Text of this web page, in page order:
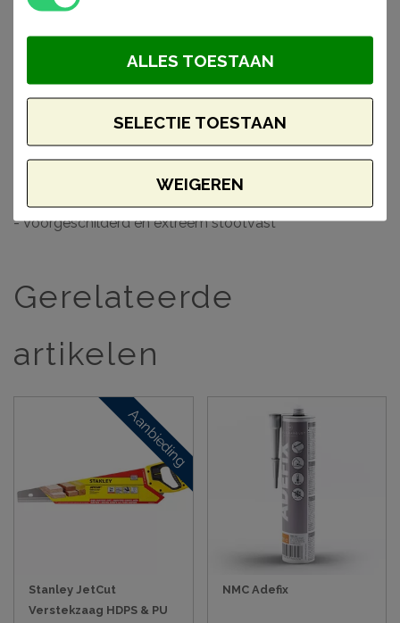
Waarom kiezen voor een Wallstyl plint?
- Makkelijk verwerkbaar
- Toepasbaar in vochtige ruimtes
- Voorgeschilderd en extreem stootvast
Gerelateerde
artikelen
Aanbieding
Stanley JetCut
Verstekzaag HDPS & PU
NMC Adefix
WEIGEREN
SELECTIE TOESTAAN
ALLES TOESTAAN